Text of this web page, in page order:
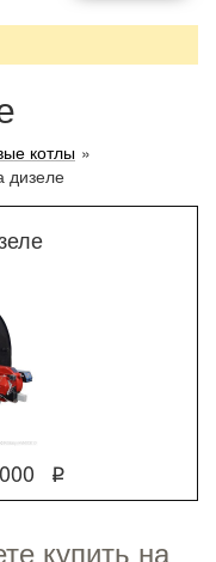
котлы »
дизеле
q
купить на